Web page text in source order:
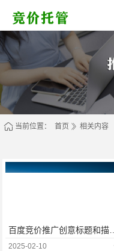
当前位置： 首页 相关内容
百度竞价推广创意标题和描述
怎么写？这套固定模式让点击
2025-02-10